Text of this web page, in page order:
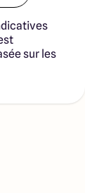
sur les